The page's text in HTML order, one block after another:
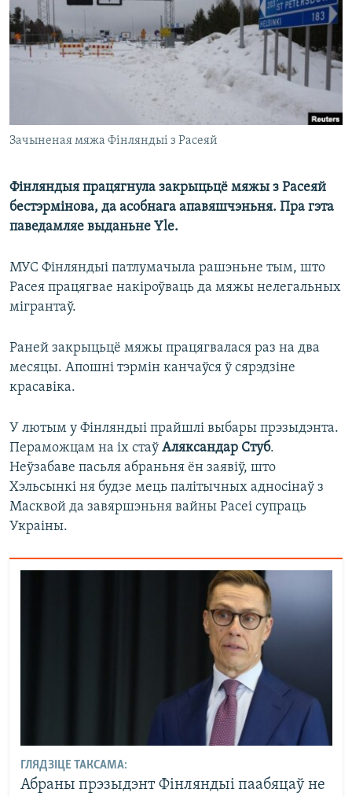
КУЛЬТУРА
КАЛЯНДАР
МОВА
НА ХВАЛЯХ СВАБОДЫ
Зачыненая мяжа Фінляндыі з Расеяй
Фінляндыя працягнула закрыцьцё мяжы з Расеяй
бестэрмінова, да асобнага апавяшчэньня. Пра гэта
паведамляе выданьне Yle.
МУС Фінляндыі патлумачыла рашэньне тым, што
Расея працягвае накіроўваць да мяжы нелегальных
мігрантаў.
Раней закрыцьцё мяжы працягвалася раз на два
месяцы. Апошні тэрмін канчаўся ў сярэдзіне
красавіка.
У лютым у Фінляндыі прайшлі выбары прэзыдэнта.
Пераможцам на іх стаў Аляксандар Стуб.
Неўзабаве пасьля абраньня ён заявіў, што
Хэльсынкі ня будзе мець палітычных адносінаў з
Масквой да завяршэньня вайны Расеі супраць
Украіны.
ГЛЯДЗІЦЕ ТАКСАМА:
Абраны прэзыдэнт Фінляндыі паабяцаў не